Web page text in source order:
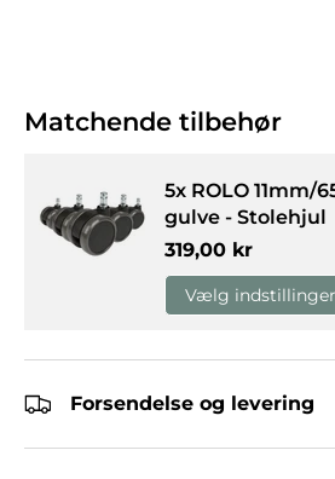
Matchende tilbehør
5x ROLO 11mm/
gulve - Stolehjul
Normalpris
319,00 kr
Vælg indstillinger
Forsendelse og levering